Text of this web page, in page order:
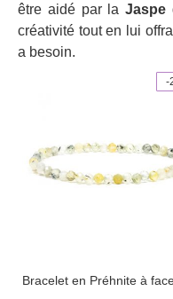
être aidé par laJaspe
créativité tout en lui
a besoin.
-
Bracelet en Préhnite à